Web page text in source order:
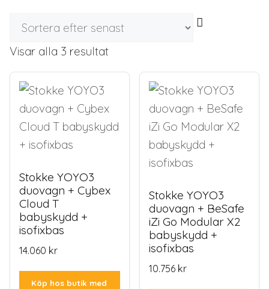
Visar alla 3 resultatSortera
efter
Stokke YOYO3
duovagn + Cybex
Cloud T
babyskydd +
isofixbas
14.060 kr
Köp hos butik med
Stokke YOYO3
duovagn + BeSafe
iZi Go Modular X2
babyskydd +
isofixbas
10.756 kr